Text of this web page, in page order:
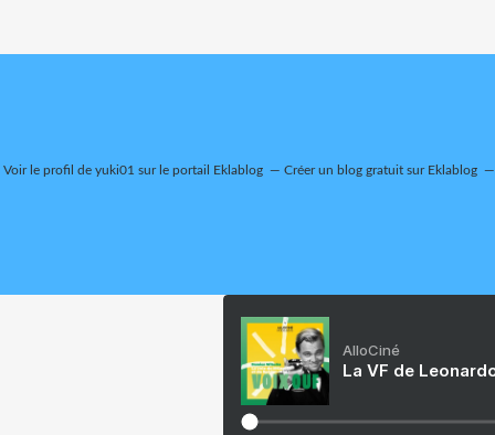
Voir le profil de yuki01 sur le portail Eklablog Créer un blog gratuit sur Eklablog
AlloCiné
La VF de